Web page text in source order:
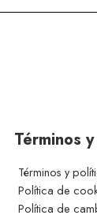
Términos
Términos y
Política de
Política de